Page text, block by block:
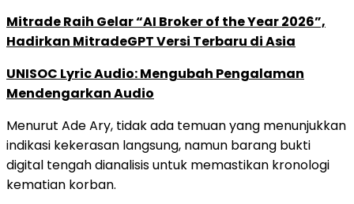
Mitrade Raih Gelar “AI Broker of the Year 2026”,
Hadirkan MitradeGPT Versi Terbaru di Asia
UNISOC Lyric Audio: Mengubah Pengalaman
Mendengarkan Audio
Menurut Ade Ary, tidak ada temuan yang menunjukkan
indikasi kekerasan langsung, namun barang bukti
digital tengah dianalisis untuk memastikan kronologi
kematian korban.